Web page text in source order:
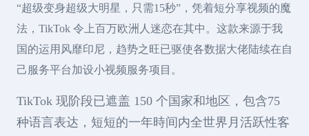
“超级变身超级大明星，只需15秒”，凭着短分享视频的魔
法，TikTok 令上百万欧洲人迷恋在其中。这款来源于我
国的运用风靡印尼，趋势之旺已驱使各数据大佬陆续在自
己服务平台加设小视频服务项目。
TikTok 现阶段已遮盖 150 个国家和地区，包含75
种语言表达，短短的一年時间内全世界月活跃性客